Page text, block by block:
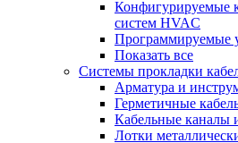
Конфигурируемые
систем HVAC
Программируемые
Показать все
Системы прокладки
Арматура и
Герметичные
Кабельные каналы
Лотки